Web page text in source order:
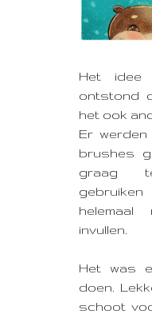
Het idee
ontstond
het ook
Er werden
brushes
graag
invullen.
Het was
doen.
schoot